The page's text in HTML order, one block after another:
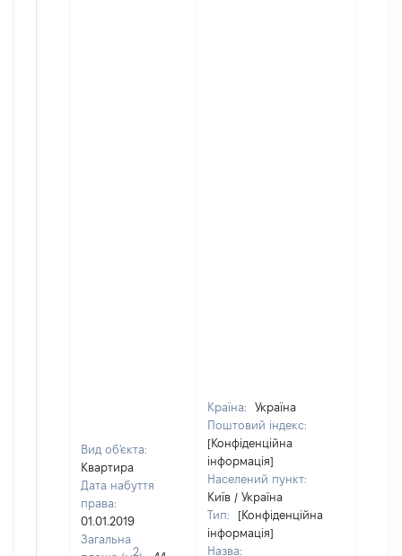
Вид об'єкта:
Квартира
Дата набуття
права:
01.01.2019
Загальна
2
Країна:
Україна
Поштовий індекс:
[Конфіденційна
інформація]
Населений пункт:
Київ / Україна
Тип:
[Конфіденційна
інформація]
Назва: